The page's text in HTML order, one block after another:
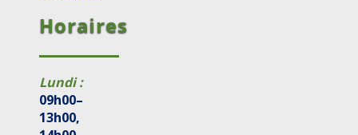
Horaires
Lundi :
09h00–
13h00,